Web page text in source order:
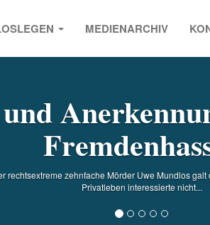
MEDIENARCHIV
rechtsextreme zehnfache Mörder Uwe Mundlos
Privatleben interessierte nicht...